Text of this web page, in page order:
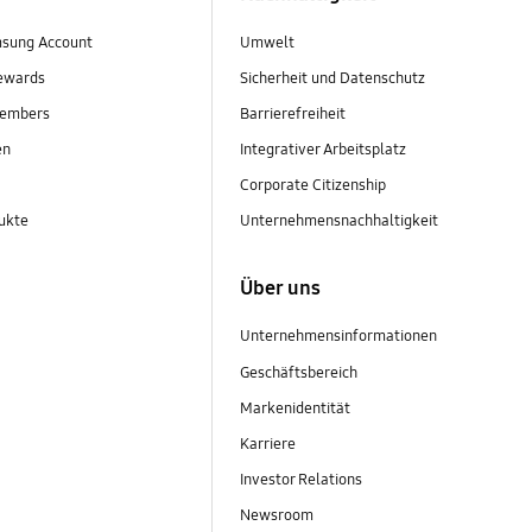
Account
Umwelt
Sicherheit und Datenschutz
Barrierefreiheit
Integrativer Arbeitsplatz
Corporate Citizenship
Unternehmensnachhaltigkeit
Über uns
Unternehmensinformationen
Geschäftsbereich
Markenidentität
Karriere
Investor Relations
Newsroom